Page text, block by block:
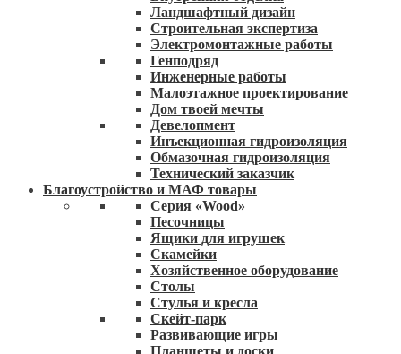
Ландшафтный дизайн
Строительная экспертиза
Электромонтажные работы
Генподряд
Инженерные работы
Малоэтажное проектирование
Дом твоей мечты
Девелопмент
Инъекционная гидроизоляция
Обмазочная гидроизоляция
Технический заказчик
Благоустройство и МАФ товары
Серия «Wood»
Песочницы
Ящики для игрушек
Скамейки
Хозяйственное оборудование
Столы
Стулья и кресла
Скейт-парк
Развивающие игры
Планшеты и доски